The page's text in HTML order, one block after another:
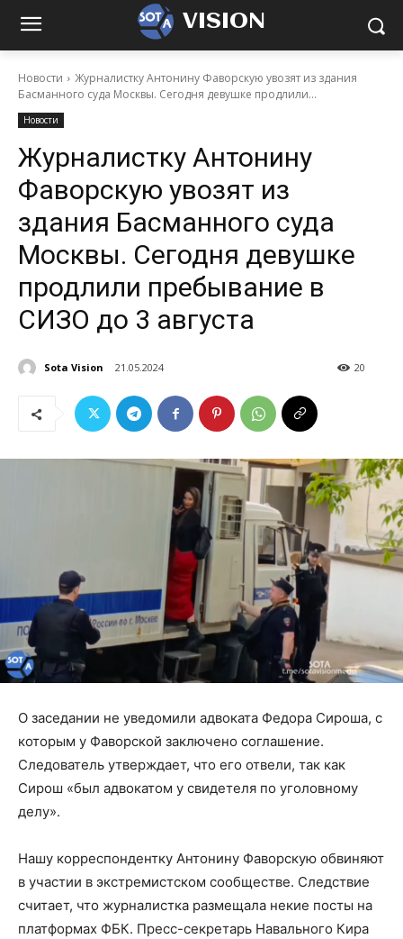
VISION
Новости
Журналистку Антонину Фаворскую увозят из здания
Басманного суда Москвы. Сегодня девушке продлили...
Новости
Журналистку Антонину
Фаворскую увозят из
здания Басманного суда
Москвы. Сегодня девушке
продлили пребывание в
СИЗО до 3 августа
Sota Vision 21.05.2024 20
О заседании не уведомили адвоката Федора Сироша, с
которым у Фаворской заключено соглашение.
Следователь утверждает, что его отвели, так как
Сирош «был адвокатом у свидетеля по уголовному
делу».
Нашу корреспондентку Антонину Фаворскую обвиняют
в участии в экстремистском сообществе. Следствие
считает, что журналистка размещала некие посты на
платформах ФБК. Пресс-секретарь Навального Кира